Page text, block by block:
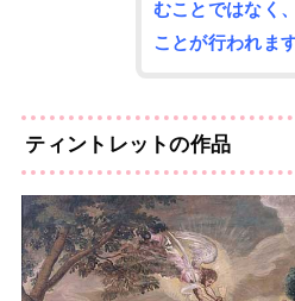
むことではなく
ことが行われま
ティントレットの作品